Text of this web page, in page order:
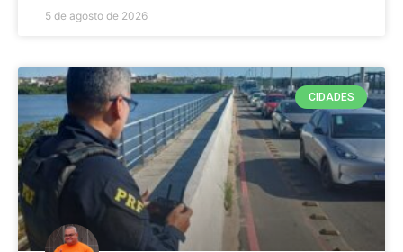
5 de agosto de 2026
CIDADES